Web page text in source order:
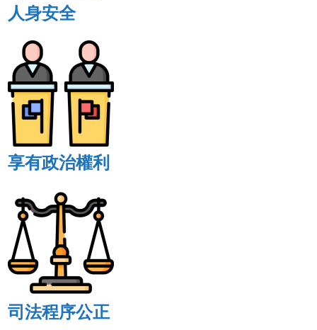
人身安全
享有政治權利
司法程序公正